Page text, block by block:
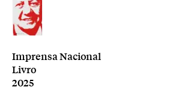
Editora
Imprensa Nacional
Tipologia
Livro
Ano
2025